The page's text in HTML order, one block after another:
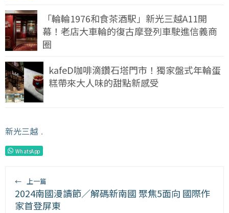
「輪輪1976和食茶酒駅」新光三越A11開
幕！老店大車輪的復古摩登列車駛進信義商
圈
kafeD咖啡滴鑽石塔門市！獨家盤式年輪蛋
糕帶來大人味的甜點新感受
新光三越﹒
WhatsApp
← 上一篇
2024南國漫讀節／解碼新南國 聚焦5面向 國際作
家首登屏東